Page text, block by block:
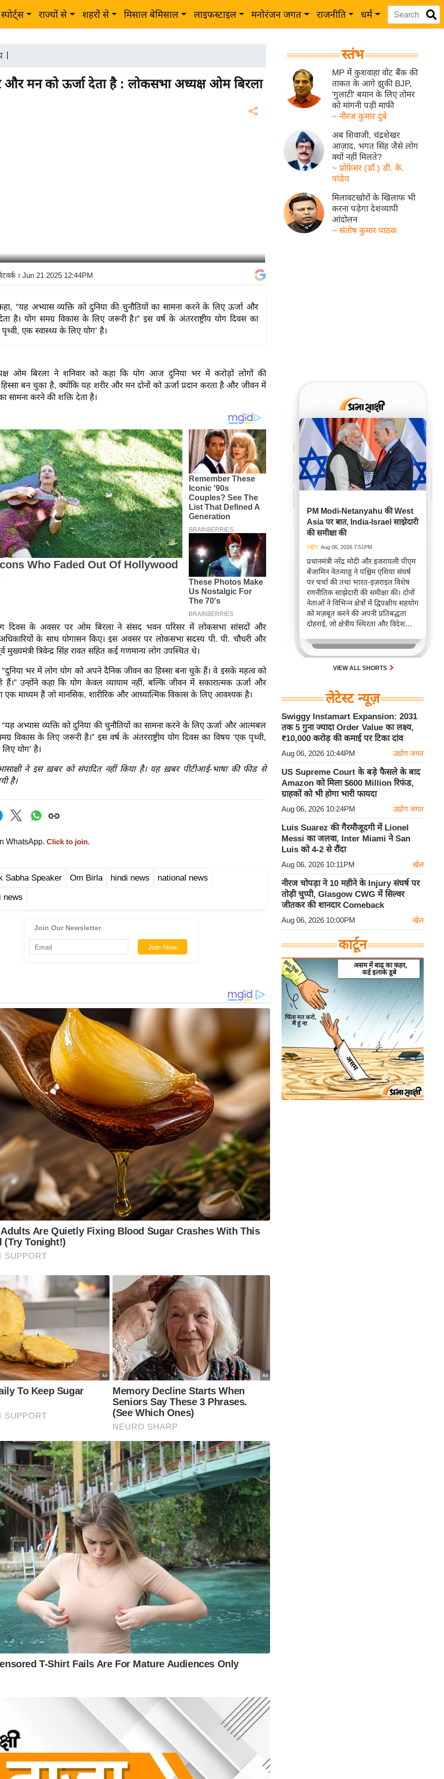
स्पोर्ट्स राज्यों से शहरों से मिसाल बेमिसाल लाइफस्टाइल मनोरंजन जगत राजनीति धर्म
|
और मन को ऊर्जा देता है : लोकसभा अध्यक्ष ओम बिरला
। Jun 21 2025 12:44PM
“यह अभ्यास व्यक्ति को दुनिया की चुनौतियों का सामना करने के लिए ऊर्जा और
है। योग समग्र विकास के लिए जरूरी है।” इस वर्ष के अंतरराष्ट्रीय योग दिवस का
एक स्वास्थ्य के लिए योग’ है।
ओम बिरला ने शनिवार को कहा कि योग आज दुनिया भर में करोड़ों लोगों की
बन चुका है, क्योंकि यह शरीर और मन दोनों को ऊर्जा प्रदान करता है और जीवन में
सामना करने की शक्ति देता है।
योग दिवस के अवसर पर ओम बिरला ने संसद भवन परिसर में लोकसभा सांसदों और
के साथ योगासन किए। इस अवसर पर लोकसभा सदस्य पी. पी. चौधरी और
मुख्यमंत्री त्रिवेन्द्र सिंह रावत सहित कई गणमान्य लोग उपस्थित थे।
“दुनिया भर में लोग योग को अपने दैनिक जीवन का हिस्सा बना चुके हैं। वे इसके महत्व को
हैं।” उन्होंने कहा कि योग केवल व्यायाम नहीं, बल्कि जीवन में सकारात्मक ऊर्जा और
एक माध्यम है जो मानसिक, शारीरिक और आध्यात्मिक विकास के लिए आवश्यक है।
“यह अभ्यास व्यक्ति को दुनिया की चुनौतियों का सामना करने के लिए ऊर्जा और आत्मबल
विकास के लिए जरूरी है।” इस वर्ष के अंतरराष्ट्रीय योग दिवस का विषय ‘एक पृथ्वी,
योग’ है।
ने इस ख़बर को संपादित नहीं किया है। यह ख़बर पीटीआई-भाषा की फीड से
है।
WhatsApp. Click to join.
Sabha Speaker Om Birla hindi news national news
news
स्तंभ
MP में कुशवाहा वोट बैंक की
ताकत के आगे झुकी BJP,
'गुलाटी' बयान के लिए तोमर
को मांगनी पड़ी माफी
~ नीरज कुमार दुबे
अब शिवाजी, चंद्रशेखर
आज़ाद, भगत सिंह जैसे लोग
क्यों नहीं मिलते?
~ प्रोफ़ेसर (डॉ.) डी. के.
पांडेय
मिलावटखोरों के खिलाफ भी
करना पड़ेगा देशव्यापी
आंदोलन
~ संतोष कुमार पाठक
PM Modi-Netanyahu की West
Asia पर बात, India-Israel साझेदारी
की समीक्षा की
राष्ट्रीय Aug 06, 2026 7:51PM
प्रधानमंत्री नरेंद्र मोदी और इजरायली पीएम
बेंजामिन नेतन्याहू ने पश्चिम एशिया संघर्ष
पर चर्चा की तथा भारत-इज़राइल विशेष
रणनीतिक साझेदारी की समीक्षा की। दोनों
नेताओं ने विभिन्न क्षेत्रों में द्विपक्षीय सहयोग
को मज़बूत करने की अपनी प्रतिबद्धता
दोहराई, जो क्षेत्रीय स्थिरता और विदेश
करता है।
VIEW ALL SHORTS
लेटेस्ट न्यूज़
Swiggy Instamart Expansion: 2031
तक 5 गुना ज्यादा Order Value का लक्ष्य,
₹10,000 करोड़ की कमाई पर टिका दांव
Aug 06, 2026 10:44PM उद्योग जगत
US Supreme Court के बड़े फैसले के बाद
Amazon को मिला $600 Million रिफंड,
ग्राहकों को भी होगा भारी फायदा
Aug 06, 2026 10:24PM उद्योग जगत
Luis Suarez की गैरमौजूदगी में Lionel
Messi का जलवा, Inter Miami ने San
Luis को 4-2 से रौंदा
Aug 06, 2026 10:11PM खेल
नीरज चोपड़ा ने 10 महीने के Injury संघर्ष पर
तोड़ी चुप्पी, Glasgow CWG में सिल्वर
जीतकर की शानदार Comeback
Aug 06, 2026 10:00PM खेल
कार्टून